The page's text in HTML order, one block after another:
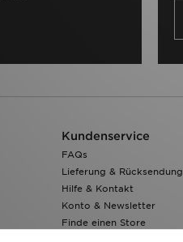
Kundenservice
FAQs
Lieferung & Rücksendung
Hilfe & Kontakt
Konto & Newsletter
Finde einen Store